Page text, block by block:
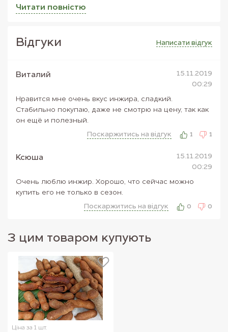
Читати повнiстю
і комплекс вітамінів групи В. Плід фігового дерева допоможе
Інжир сприяє зміцненню судин.
серцевої діяльності. Інжир запобігає перетворення цукру в жир, і
Інтернет-магазин FreshMart піклується про своїх клієнтів - у нас Ви
Вiдгуки Написати вiдгук
Виталий
15.11.2019
00:29
Нравится мне очень вкус инжира, сладкий.
Стабильно покупаю, даже не смотрю на цену, так как
он ещё и полезный.
Поскаржитись на вiдгук
1 1
Ксюша
15.11.2019
00:29
Очень люблю инжир. Хорошо, что сейчас можно
купить его не только в сезон.
Поскаржитись на вiдгук
0 0
З цим товаром купують
Ціна за 1 шт.